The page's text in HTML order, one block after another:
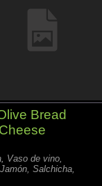
Bread
Vaso de vino,
Salchicha,